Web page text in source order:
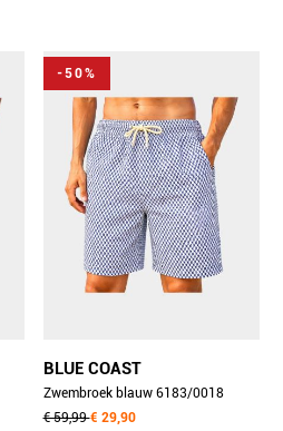
-50%
BLUE COAST
Zwembroek blauw 6183/0018
€ 59,99€ 29,90